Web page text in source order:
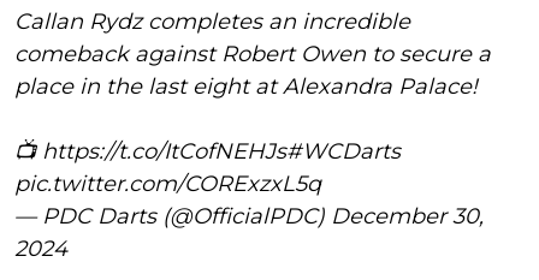
Callan Rydz completes an incredible
comeback against Robert Owen to secure a
place in the last eight at Alexandra Palace!
📺 https://t.co/ItCofNEHJs#WCDarts
pic.twitter.com/CORExzxL5q
— PDC Darts (@OfficialPDC) December 30,
2024